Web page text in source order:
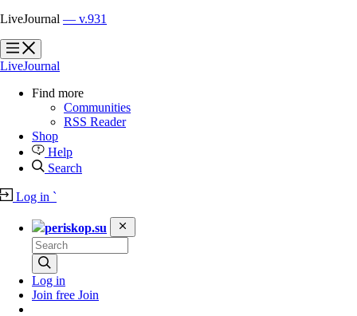
LiveJournal — v.931
?
?
LiveJournal
Find more
Communities
RSS Reader
Shop
Help
Search
Log in `
periskop.su
Log in
Join free Join